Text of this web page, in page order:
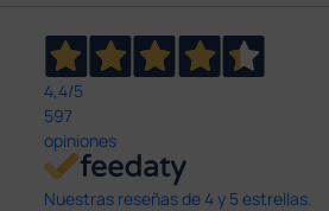
4,4/5
597
opiniones
Nuestras reseñas de 4 y 5 estrellas.